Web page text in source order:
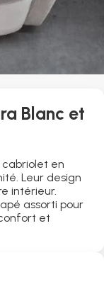
Blanc et
en
Leur design
intérieur.
assorti pour
et